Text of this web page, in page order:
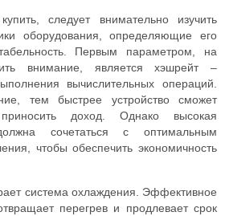
следует внимательно изучить
оборудования, определяющие его
Первым параметром, на
внимание, является хэшрейт –
вычислительных операций.
тем быстрее устройство сможет
доход. Однако высокая
должна сочетаться с оптимальным
чтобы обеспечить экономичность
система охлаждения. Эффективное
перегрев и продлевает срок